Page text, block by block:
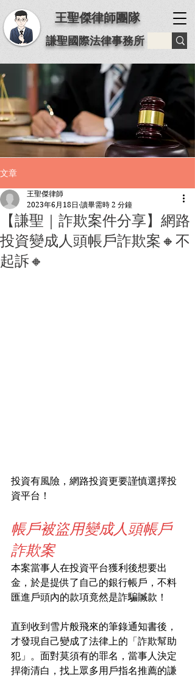
王聖傑律師團隊
謙聖國際法律事務所
文章
【謙聖｜詐欺案件分享】️網路
投資變成人頭帳戶詐欺案🔸不
起訴🔸️
王聖傑律師
2023年6月18日 讀畢需時 2 分鐘
投資有風險，網路投資更要謹慎選擇投
資平台！
帳戶被盜用變成人頭帳戶
詐欺案
本案當事人在投資平台獲利後想要出
金，於是提供了自己的銀行帳戶，不料
匯進戶頭內的款項竟然是詐騙贓款！
直到收到雪片般飛來的筆錄通知書後，
才發現自己變成了法律上的「詐欺幫助
犯」。面對莫須有的罪名，當事人決定
捍衛清白，找上眾多用戶指名推薦的謙